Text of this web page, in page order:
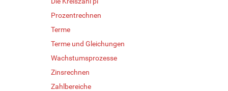
Prozentrechnen
Terme
Terme und Gleichungen
Wachstumsprozesse
Zinsrechnen
Zahlbereiche